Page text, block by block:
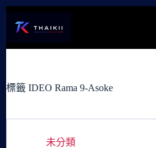
容
標籤 IDEO Rama 9-Asoke
未分類